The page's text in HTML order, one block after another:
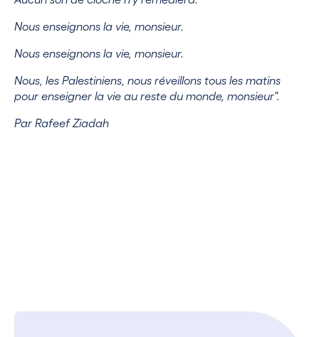
Nous enseignons la vie, monsieur.
Nous enseignons la vie, monsieur.
Nous, les Palestiniens, nous réveillons tous les matins
pour enseigner la vie au reste du monde, monsieur".
Par Rafeef Ziadah